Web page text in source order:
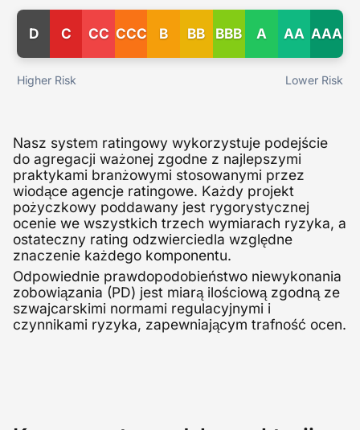
D C CC CCC B BB BBB A AA AAA
Higher Risk Lower Risk
Nasz system ratingowy wykorzystuje podejście
do agregacji ważonej zgodne z najlepszymi
praktykami branżowymi stosowanymi przez
wiodące agencje ratingowe. Każdy projekt
pożyczkowy poddawany jest rygorystycznej
ocenie we wszystkich trzech wymiarach ryzyka, a
ostateczny rating odzwierciedla względne
znaczenie każdego komponentu.
Odpowiednie prawdopodobieństwo niewykonania
zobowiązania (PD) jest miarą ilościową zgodną ze
szwajcarskimi normami regulacyjnymi i
czynnikami ryzyka, zapewniającym trafność ocen.